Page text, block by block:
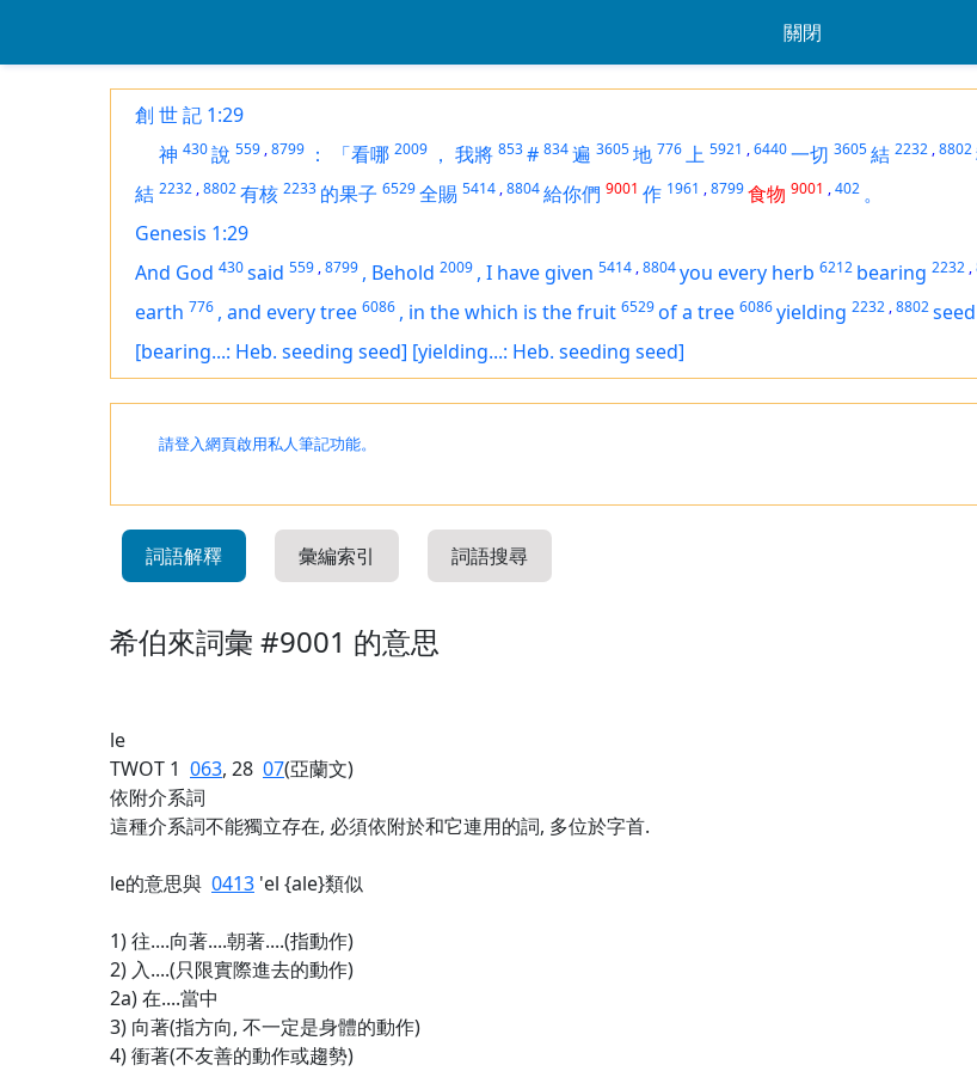
關閉
創 世 記 1:29
神 430說 559 ,8799 ： 「看哪 2009 ， 我將 853# 834遍 3605地 776上 5921 ,6440一切 3605結 2232 ,8802
結 2232 ,8802有核 2233 的果子 6529全賜 5414 ,8804給你們 9001 作 1961 ,8799食物 9001 ,402 。
Genesis 1:29
And God 430said 559 ,8799 , Behold 2009 , I have given 5414 ,8804you every herb 6212 bearing 2232 ,
earth 776 , and every tree 6086 , in the which is the fruit 6529of a tree 6086yielding 2232 ,8802seed
[bearing...: Heb. seeding seed] [yielding...: Heb. seeding seed]
請登入網頁啟用私人筆記功能。
詞語解釋 彙編索引 詞語搜尋
希伯來詞彙 #9001 的意思
le
TWOT 1 063, 28 07(亞蘭文)
依附介系詞
這種介系詞不能獨立存在, 必須依附於和它連用的詞, 多位於字首.
le的意思與 0413 'el {ale}類似
1) 往....向著....朝著....(指動作)
2) 入....(只限實際進去的動作)
2a) 在....當中
3) 向著(指方向, 不一定是身體的動作)
4) 衝著(不友善的動作或趨勢)